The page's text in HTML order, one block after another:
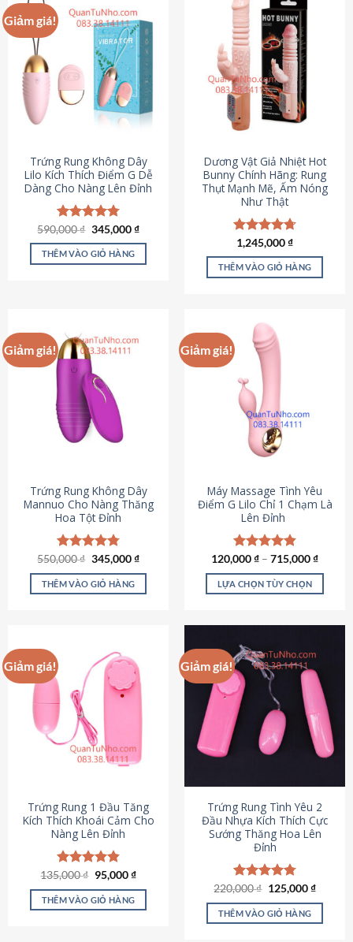
Giảm giá!
Trứng Rung Không Dây
Lilo Kích Thích Điểm G Dễ
Dàng Cho Nàng Lên Đỉnh
Được xếp
hạng4.79
5 sao
590,000₫ Giá
là:
590,000 ₫.
345,000₫Giá
tại
345,000 ₫.
THÊM VÀO GIỎ HÀNG
Dương Vật Giả Nhiệt Hot
Bunny Chính Hãng: Rung
Thụt Mạnh Mẽ, Ấm Nóng
Như Thật
Được xếp
hạng4.73
5 sao
1,245,000₫
THÊM VÀO GIỎ HÀNG
Giảm giá!
Trứng Rung Không Dây
Mannuo Cho Nàng Thăng
Hoa Tột Đỉnh
Được xếp
hạng4.81
5 sao
550,000₫ Giá
là:
550,000 ₫.
345,000₫Giá
tại
THÊM VÀO GIỎ HÀNG
Giảm giá!
Máy Massage Tình Yêu
Điểm G Lilo Chỉ 1 Chạm Là
Lên Đỉnh
Được xếp
hạng4.85
5 sao
120,000₫ – 715,000₫
LỰA CHỌN TÙY CHỌN
có
nhiều
biến
thể.
Các
tùy
chọn
được
chọn
trên
trang
sản
phẩm
Giảm giá!
Trứng Rung 1 Đầu Tăng
Kích Thích Khoái Cảm Cho
Nàng Lên Đỉnh
Được xếp
hạng4.87
5 sao
135,000₫ Giá
gốc
là:
135,000 ₫.
95,000₫Giá
tại
THÊM VÀO GIỎ HÀNG
Giảm giá!
Trứng Rung Tình Yêu 2
Đầu Nhựa Kích Thích Cực
Sướng Thăng Hoa Lên
Đỉnh
Được xếp
hạng4.79
5 sao
220,000₫ Giá
là:
220,000 ₫.
125,000₫Giá
tại
THÊM VÀO GIỎ HÀNG